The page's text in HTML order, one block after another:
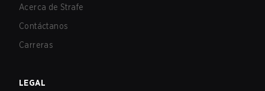
Acerca de Strafe
Contáctanos
Carreras
LEGAL